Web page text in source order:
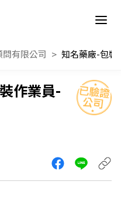
有限公司
作業員-